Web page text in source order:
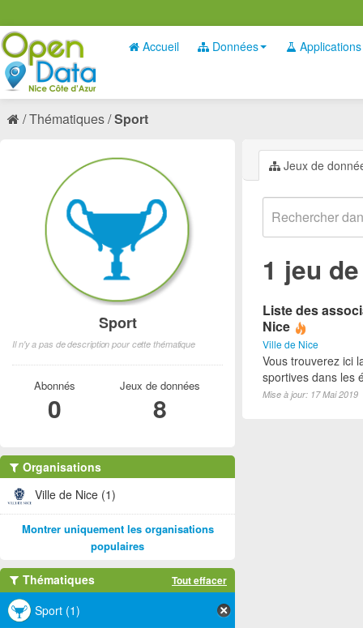
Accueil Données Applications
Thématiques Sport
Jeux de
1 jeu
Liste des
Nice
Ville de Nice
Vous trouverez ici
sportives dans les
Mise à jour: 17 Mai 2019
Sport
Il n'y a pas de description pour cette thématique
Abonnés
0
Jeux de données
8
Organisations
Ville de Nice (1)
Montrer uniquement les organisations
populaires
Thématiques Tout effacer
Sport (1)